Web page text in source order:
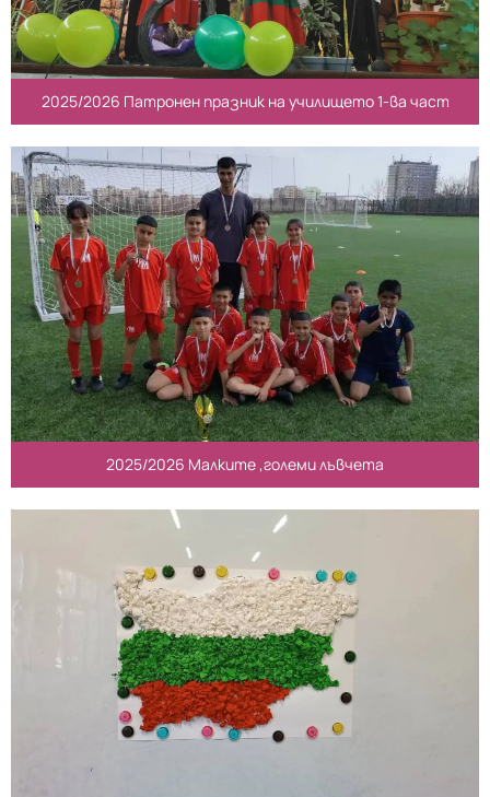
2025/2026 Патронен празник на училището 1-ва част
2025/2026 Малките ,големи лъвчета